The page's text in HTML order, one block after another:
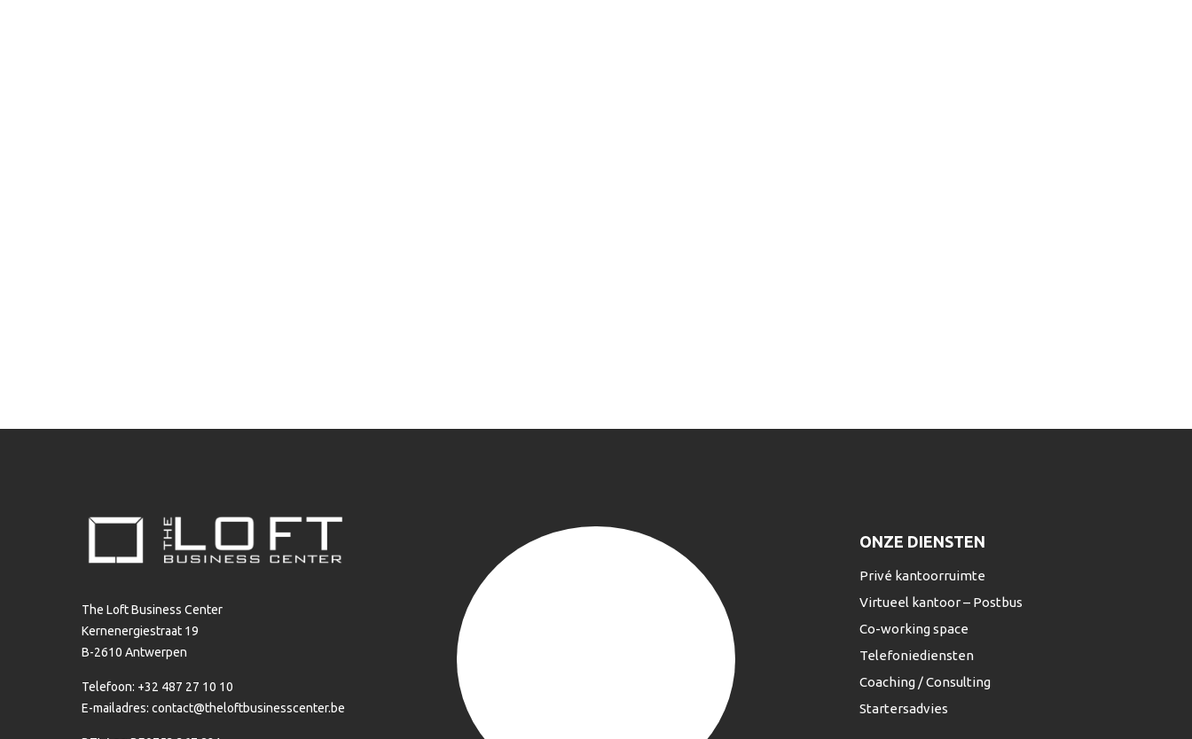
The Loft Business Center
Kernenergiestraat 19
B-2610 Antwerpen
Telefoon: +32 487 27 10 10
E-mailadres: contact@theloftbusinesscenter.be
ONZE DIENSTEN
Privé kantoorruimte
Virtueel kantoor – Postbus
Co-working space
Telefoniediensten
Coaching / Consulting
Startersadvies